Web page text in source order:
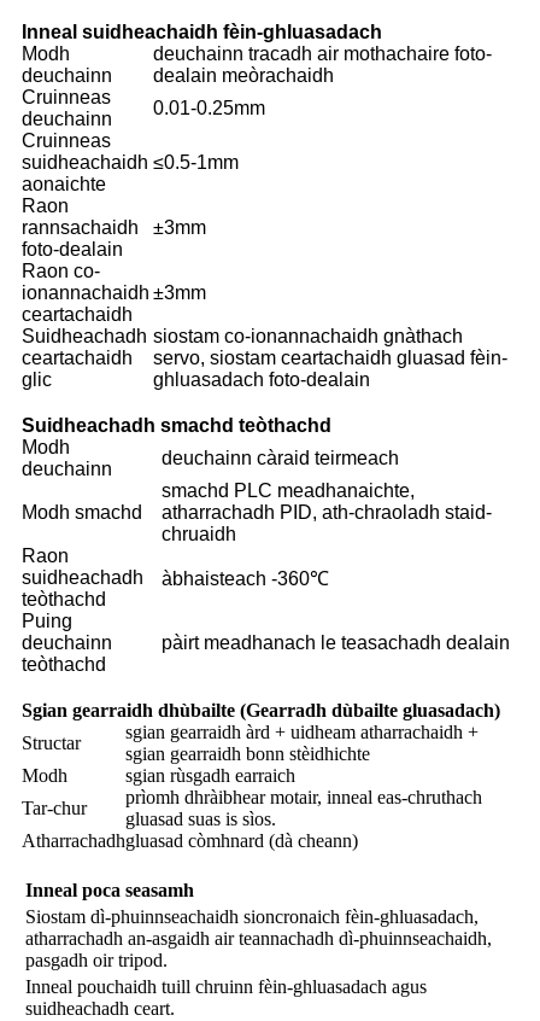
Inneal suidheachaidh fèin-ghluasadach
Modh
deuchainn
deuchainn tracadh air mothachaire foto-
dealain meòrachaidh
Cruinneas
deuchainn
0.01-0.25mm
Cruinneas
suidheachaidh
aonaichte
≤0.5-1mm
Raon
rannsachaidh
foto-dealain
±3mm
Raon co-
ionannachaidh
ceartachaidh
±3mm
Suidheachadh
ceartachaidh
glic
siostam co-ionannachaidh gnàthach
servo, siostam ceartachaidh gluasad fèin-
ghluasadach foto-dealain
Suidheachadh smachd teòthachd
Modh
deuchainn
deuchainn càraid teirmeach
Modh smachd
smachd PLC meadhanaichte,
atharrachadh PID, ath-chraoladh staid-
chruaidh
Raon
suidheachadh
teòthachd
àbhaisteach -360℃
Puing
deuchainn
teòthachd
pàirt meadhanach le teasachadh dealain
Sgian gearraidh dhùbailte (Gearradh dùbailte gluasadach)
Structar
sgian gearraidh àrd + uidheam atharrachaidh +
sgian gearraidh bonn stèidhichte
Modh
sgian rùsgadh earraich
Tar-chur
prìomh dhràibhear motair, inneal eas-chruthach
gluasad suas is sìos.
Atharrachadhgluasad còmhnard (dà cheann)
Inneal poca seasamh
Siostam dì-phuinnseachaidh sioncronaich fèin-ghluasadach,
atharrachadh an-asgaidh air teannachadh dì-phuinnseachaidh,
pasgadh oir tripod.
Inneal pouchaidh tuill chruinn fèin-ghluasadach agus
suidheachadh ceart.